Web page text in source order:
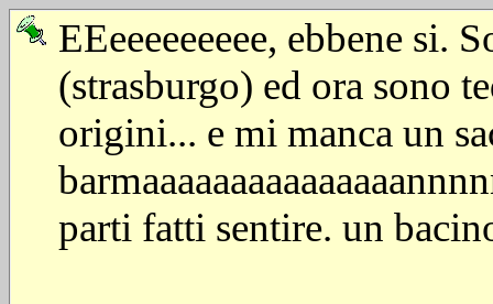
EEeeeeeeeee, ebbene si.
(strasburgo) ed ora sono
origini... e mi manca un
parti fatti sentire. un